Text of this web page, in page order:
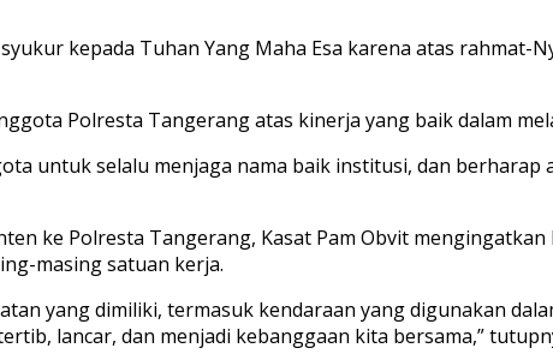
kepada Tuhan Yang Maha Esa karena atas rahmat-
Polresta Tangerang atas kinerja yang baik dalam
untuk selalu menjaga nama baik institusi, dan
ke Polresta Tangerang, Kasat Pam Obvit
masing satuan kerja.
yang dimiliki, termasuk kendaraan yang digunakan
lancar, dan menjadi kebanggaan kita bersama,”